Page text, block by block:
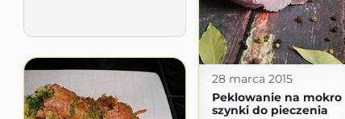
28 marca 2015
Peklowanie na mokro
szynki do pieczenia